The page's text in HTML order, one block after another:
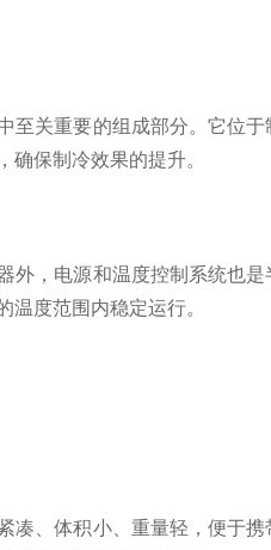
关重要的组成部分。它位于
确保制冷效果的提升。
，电源和温度控制系统也是
温度范围内稳定运行。
、体积小、重量轻，便于携